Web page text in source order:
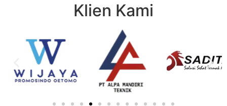
Klien Kami